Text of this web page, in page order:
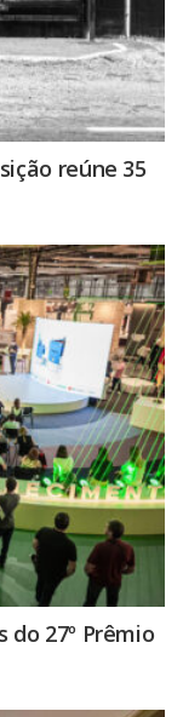
reúne 35
27º Prêmio